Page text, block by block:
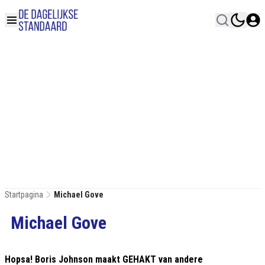
Startpagina Michael Gove
Michael Gove
Hopsa! Boris Johnson maakt GEHAKT van andere